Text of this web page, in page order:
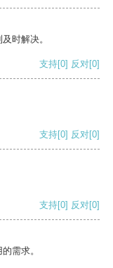
时解决。
支持[0] 反对[0]
支持[0] 反对[0]
支持[0] 反对[0]
需求。